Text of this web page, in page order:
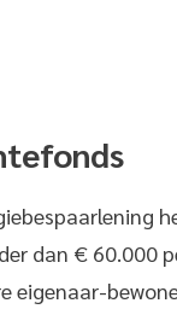
dan € 60.000